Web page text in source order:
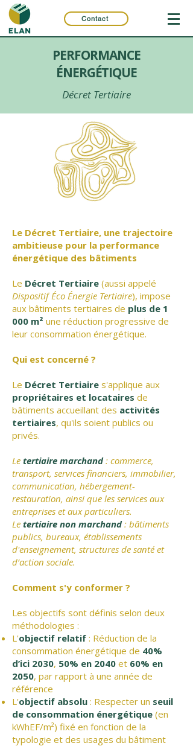
Contact
PERFORMANCE
ÉNERGÉTIQUE
Décret Tertiaire
Le Décret Tertiaire, une trajectoire
ambitieuse pour la performance
énergétique des bâtiments
Le Décret Tertiaire (aussi appelé
Dispositif Éco Énergie Tertiaire), impose
aux bâtiments tertiaires de plus de 1
000 m² une réduction progressive de
leur consommation énergétique.
Qui est concerné ?
Le Décret Tertiaire s'applique aux
propriétaires et locataires de
bâtiments accueillant des activités
tertiaires, qu'ils soient publics ou
privés.
Le tertiaire marchand: commerce,
transport, services financiers, immobilier,
communication, hébergement-
restauration, ainsi que les services aux
entreprises et aux particuliers.
Le tertiaire non marchand: bâtiments
publics, bureaux, établissements
d'enseignement, structures de santé et
d’action sociale.
Comment s'y conformer ?
Les objectifs sont définis selon deux
méthodologies :
L'objectif relatif : Réduction de la
consommation énergétique de 40%
d’ici 2030, 50% en 2040 et 60% en
2050, par rapport à une année de
référence
L'objectif absolu : Respecter un seuil
de consommation énergétique (en
kWhEF/m²) fixé en fonction de la
typologie et des usages du bâtiment